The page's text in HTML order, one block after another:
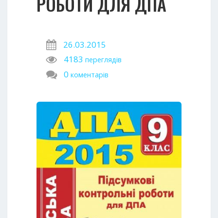
26.03.2015
4183 переглядів
0 коментарів